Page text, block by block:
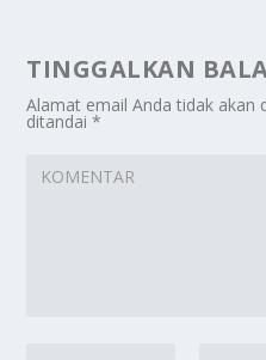
TINGGALKAN
Alamat email Anda tidak akan
ditandai*